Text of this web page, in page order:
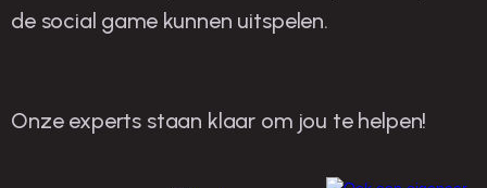
de social game kunnen uitspelen.
Onze experts staan klaar om jou te helpen!